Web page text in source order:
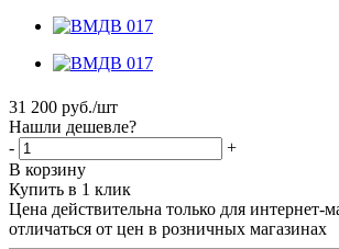
31 200 руб./шт
Нашли дешевле?
-
+
В корзину
Купить в 1 клик
Цена действительна только для интернет-
отличаться от цен в розничных магазинах